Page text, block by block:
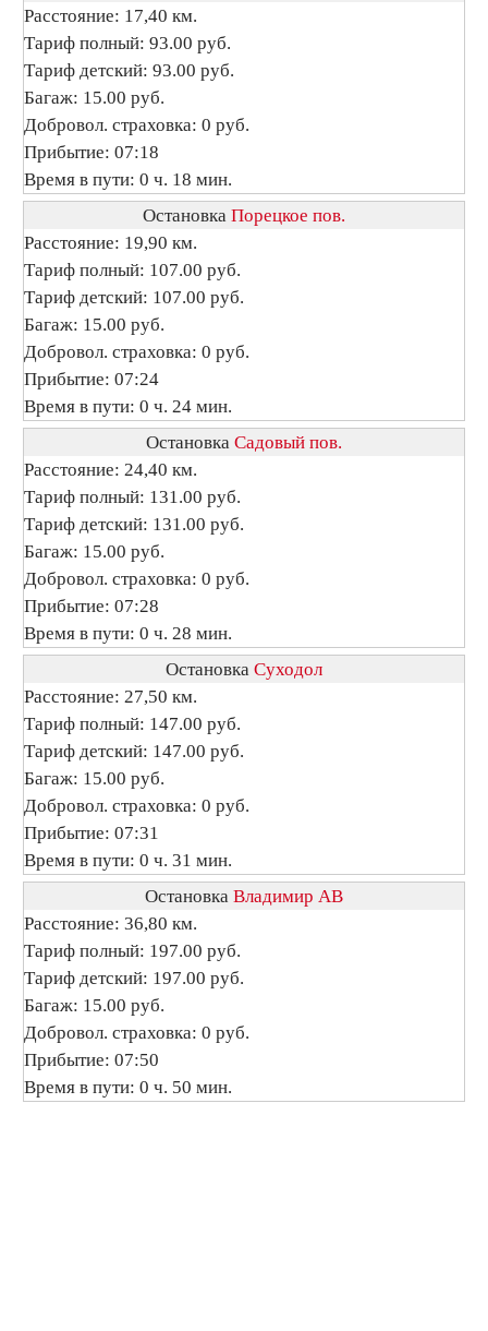
Расстояние: 17,40 км.
Тариф полный: 93.00 руб.
Тариф детский: 93.00 руб.
Багаж: 15.00 руб.
Добровол. страховка: 0 руб.
Прибытие: 07:18
Время в пути: 0 ч. 18 мин.
Остановка Порецкое пов.
Расстояние: 19,90 км.
Тариф полный: 107.00 руб.
Тариф детский: 107.00 руб.
Багаж: 15.00 руб.
Добровол. страховка: 0 руб.
Прибытие: 07:24
Время в пути: 0 ч. 24 мин.
Остановка Садовый пов.
Расстояние: 24,40 км.
Тариф полный: 131.00 руб.
Тариф детский: 131.00 руб.
Багаж: 15.00 руб.
Добровол. страховка: 0 руб.
Прибытие: 07:28
Время в пути: 0 ч. 28 мин.
Остановка Суходол
Расстояние: 27,50 км.
Тариф полный: 147.00 руб.
Тариф детский: 147.00 руб.
Багаж: 15.00 руб.
Добровол. страховка: 0 руб.
Прибытие: 07:31
Время в пути: 0 ч. 31 мин.
Остановка Владимир АВ
Расстояние: 36,80 км.
Тариф полный: 197.00 руб.
Тариф детский: 197.00 руб.
Багаж: 15.00 руб.
Добровол. страховка: 0 руб.
Прибытие: 07:50
Время в пути: 0 ч. 50 мин.